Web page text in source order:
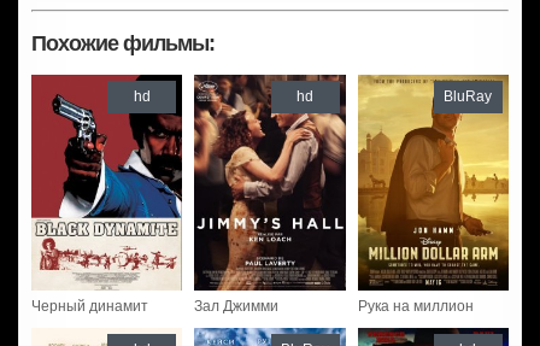
Похожие фильмы:
Черный динамит
hd
Зал Джимми
hd
Рука на миллион
BluRay